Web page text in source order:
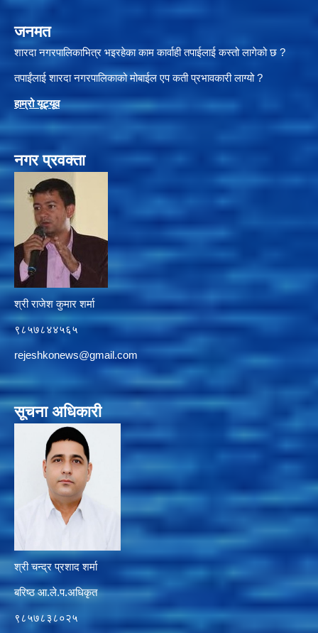
जनमत
शारदा नगरपालिकाभित्र भइरहेका काम कार्वाही तपाईलाई कस्तो लागेको छ ?
तपाईंलाई शारदा नगरपालिकाको मोबाईल एप कती प्रभावकारी लाग्यो ?
हाम्रो यूट्यूव
नगर प्रवक्ता
श्री राजेश कुमार शर्मा
९८५७८४४५६५
rejeshkonews@gmail.com
सूचना अधिकारी
श्री चन्द्र प्रशाद शर्मा
बरिष्ठ आ.ले.प.अधिकृत
९८५७८३८०२५